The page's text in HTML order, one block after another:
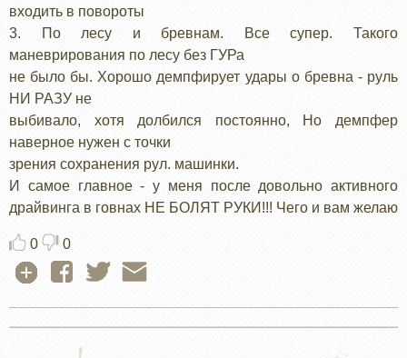
входить в повороты
3. По лесу и бревнам. Все супер. Такого
маневрирования по лесу без ГУРа
не было бы. Хорошо демпфирует удары о бревна - руль
НИ РАЗУ не
выбивало, хотя долбился постоянно, Но демпфер
наверное нужен с точки
зрения сохранения рул. машинки.
И самое главное - у меня после довольно активного
драйвинга в говнах НЕ БОЛЯТ РУКИ!!! Чего и вам желаю
0 0